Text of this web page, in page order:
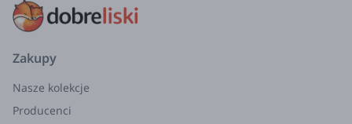
Dołącz do milionów zadowolonych czytelników na
całym świecie i pozwól, by "Pląsy rączki" stały się jedną
z ulubionych pozycji w biblioteczce Twojego dziecka!
Oprawa:
Liczba stron:
Zakupy
Nasze kolekcje
Producenci